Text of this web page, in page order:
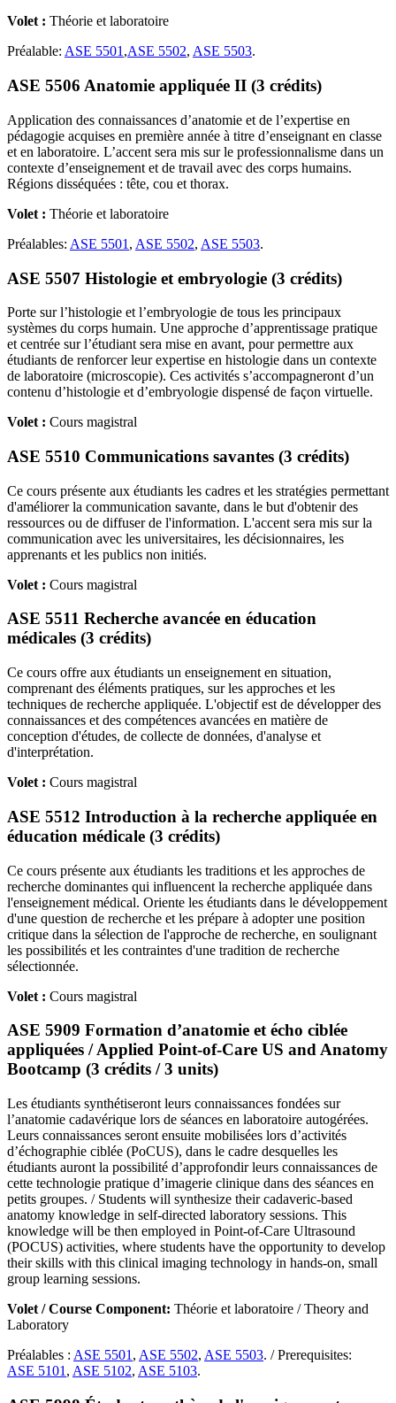
Volet : Théorie et laboratoire
Préalable: ASE 5501,ASE 5502, ASE 5503.
ASE 5506 Anatomie appliquée II (3 crédits)
Application des connaissances d’anatomie et de l’expertise en
pédagogie acquises en première année à titre d’enseignant en classe
et en laboratoire. L’accent sera mis sur le professionnalisme dans un
contexte d’enseignement et de travail avec des corps humains.
Régions disséquées : tête, cou et thorax.
Volet : Théorie et laboratoire
Préalables: ASE 5501 , ASE 5502, ASE 5503.
ASE 5507 Histologie et embryologie (3 crédits)
Porte sur l’histologie et l’embryologie de tous les principaux
systèmes du corps humain. Une approche d’apprentissage pratique
et centrée sur l’étudiant sera mise en avant, pour permettre aux
étudiants de renforcer leur expertise en histologie dans un contexte
de laboratoire (microscopie). Ces activités s’accompagneront d’un
contenu d’histologie et d’embryologie dispensé de façon virtuelle.
Volet : Cours magistral
ASE 5510 Communications savantes (3 crédits)
Ce cours présente aux étudiants les cadres et les stratégies permettant
d'améliorer la communication savante, dans le but d'obtenir des
ressources ou de diffuser de l'information. L'accent sera mis sur la
communication avec les universitaires, les décisionnaires, les
apprenants et les publics non initiés.
Volet : Cours magistral
ASE 5511 Recherche avancée en éducation
médicales (3 crédits)
Ce cours offre aux étudiants un enseignement en situation,
comprenant des éléments pratiques, sur les approches et les
techniques de recherche appliquée. L'objectif est de développer des
connaissances et des compétences avancées en matière de
conception d'études, de collecte de données, d'analyse et
d'interprétation.
Volet : Cours magistral
ASE 5512 Introduction à la recherche appliquée en
éducation médicale (3 crédits)
Ce cours présente aux étudiants les traditions et les approches de
recherche dominantes qui influencent la recherche appliquée dans
l'enseignement médical. Oriente les étudiants dans le développement
d'une question de recherche et les prépare à adopter une position
critique dans la sélection de l'approche de recherche, en soulignant
les possibilités et les contraintes d'une tradition de recherche
sélectionnée.
Volet : Cours magistral
ASE 5909 Formation d’anatomie et écho ciblée
appliquées / Applied Point-of-Care US and Anatomy
Bootcamp (3 crédits / 3 units)
Les étudiants synthétiseront leurs connaissances fondées sur
l’anatomie cadavérique lors de séances en laboratoire autogérées.
Leurs connaissances seront ensuite mobilisées lors d’activités
d’échographie ciblée (PoCUS), dans le cadre desquelles les
étudiants auront la possibilité d’approfondir leurs connaissances de
cette technologie pratique d’imagerie clinique dans des séances en
petits groupes. / Students will synthesize their cadaveric-based
anatomy knowledge in self-directed laboratory sessions. This
knowledge will be then employed in Point-of-Care Ultrasound
(POCUS) activities, where students have the opportunity to develop
their skills with this clinical imaging technology in hands-on, small
group learning sessions.
Volet / Course Component: Théorie et laboratoire / Theory and
Laboratory
Préalables : ASE 5501 , ASE 5502, ASE 5503. / Prerequisites:
ASE 5101 , ASE 5102, ASE 5103.